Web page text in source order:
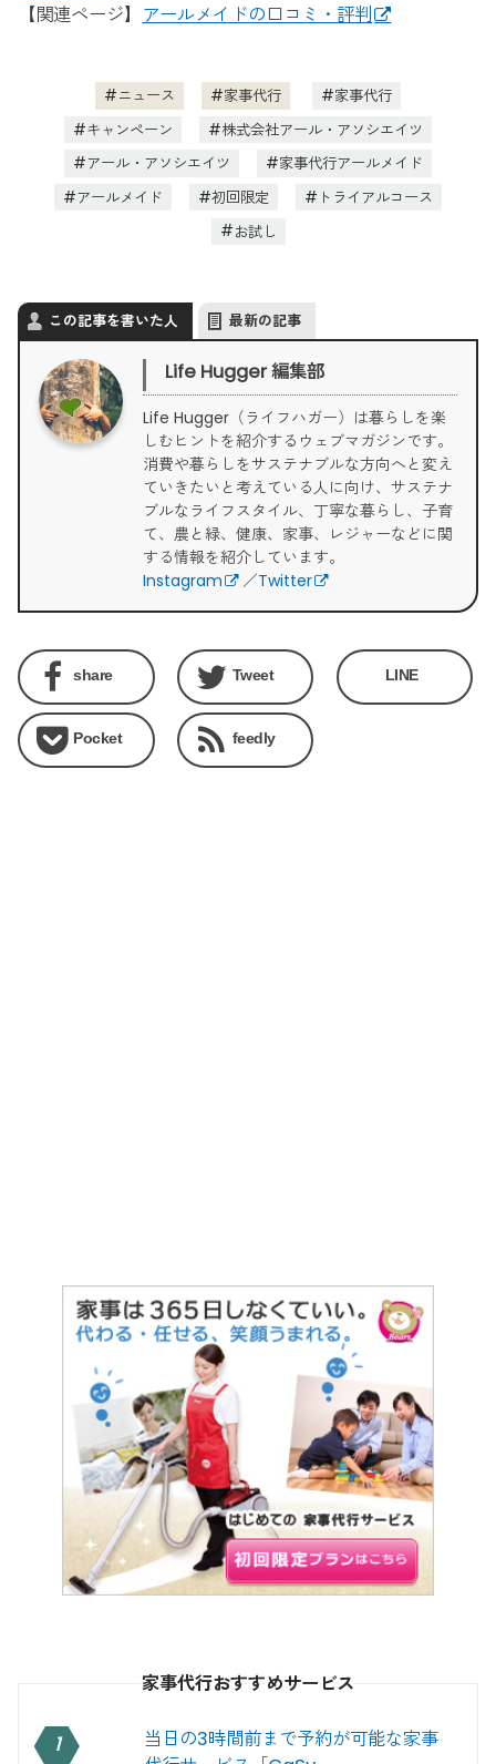
【関連ページ】 アールメイドの口コミ・評判
ニュース 家事代行
家事代行
キャンペーン
株式会社アール・アソシエイツ
アール・アソシエイツ
家事代行アールメイド
アールメイド
初回限定
トライアルコース
お試し
この記事を書いた人 最新の記事
Life Hugger 編集部
Life Hugger（ライフハガー）は暮らしを楽
しむヒントを紹介するウェブマガジンです。
消費や暮らしをサステナブルな方向へと変え
ていきたいと考えている人に向け、サステナ
ブルなライフスタイル、丁寧な暮らし、子育
て、農と緑、健康、家事、レジャーなどに関
する情報を紹介しています。
Instagram
／Twitter
share Tweet LINE
Pocket feedly
家事代行おすすめサービス
1
当日の3時間前まで予約が可能な家事